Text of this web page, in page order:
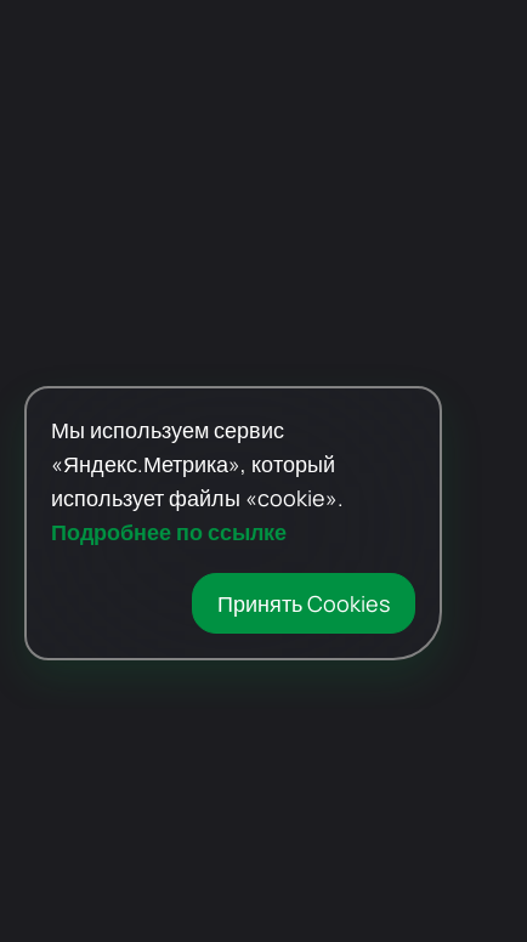
Мы используем сервис
«Яндекс.Метрика», который
использует файлы «cookie».
Подробнее по ссылке
Принять Cookies